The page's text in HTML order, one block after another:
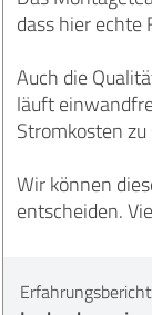
dass hier echte
Auch die
läuft
Stromkosten zu
Wir können
entscheiden.